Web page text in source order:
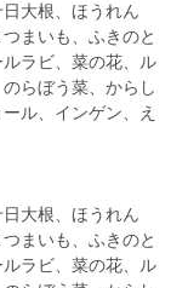
大根、ほうれん
まいも、ふきのと
ラビ、菜の花、ル
らぼう菜、からし
ル、インゲン、え
大根、ほうれん
まいも、ふきのと
ラビ、菜の花、ル